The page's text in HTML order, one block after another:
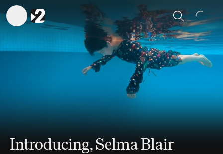
Sök
Introducing, Selma Blair